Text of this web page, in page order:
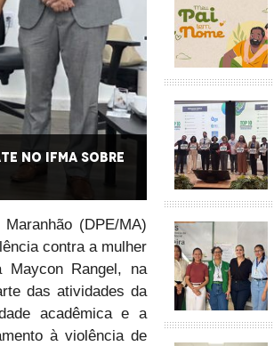
no IFMA sobre
Núcleo de
(DPE/MA)
contra a mulher
Maycon Rangel, na
das atividades da
acadêmica e a
à violência de